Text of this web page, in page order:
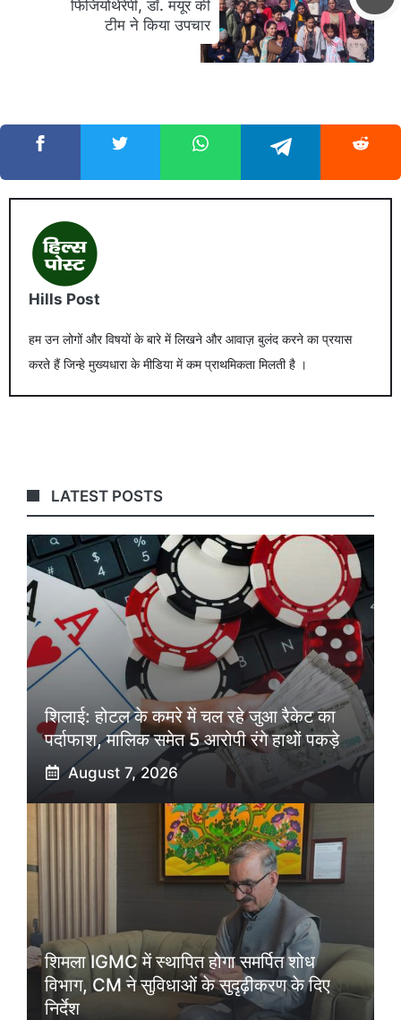
फिजियोथेरेपी, डॉ. मयूर की
टीम ने किया उपचार
Hills Post
हम उन लोगों और विषयों के बारे में लिखने और आवाज़ बुलंद करने का प्रयास
करते हैं जिन्हे मुख्यधारा के मीडिया में कम प्राथमिकता मिलती है ।
LATEST POSTS
शिलाई: होटल के कमरे में चल रहे जुआ रैकेट का
पर्दाफाश, मालिक समेत 5 आरोपी रंगे हाथों पकड़े
August 7, 2026
शिमला IGMC में स्थापित होगा समर्पित शोध
विभाग, CM ने सुविधाओं के सुदृढ़ीकरण के दिए
निर्देश